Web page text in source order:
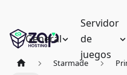
General
Servidor
de
juegos
Starmade